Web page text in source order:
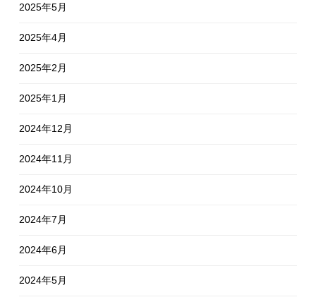
2025年5月
2025年4月
2025年2月
2025年1月
2024年12月
2024年11月
2024年10月
2024年7月
2024年6月
2024年5月